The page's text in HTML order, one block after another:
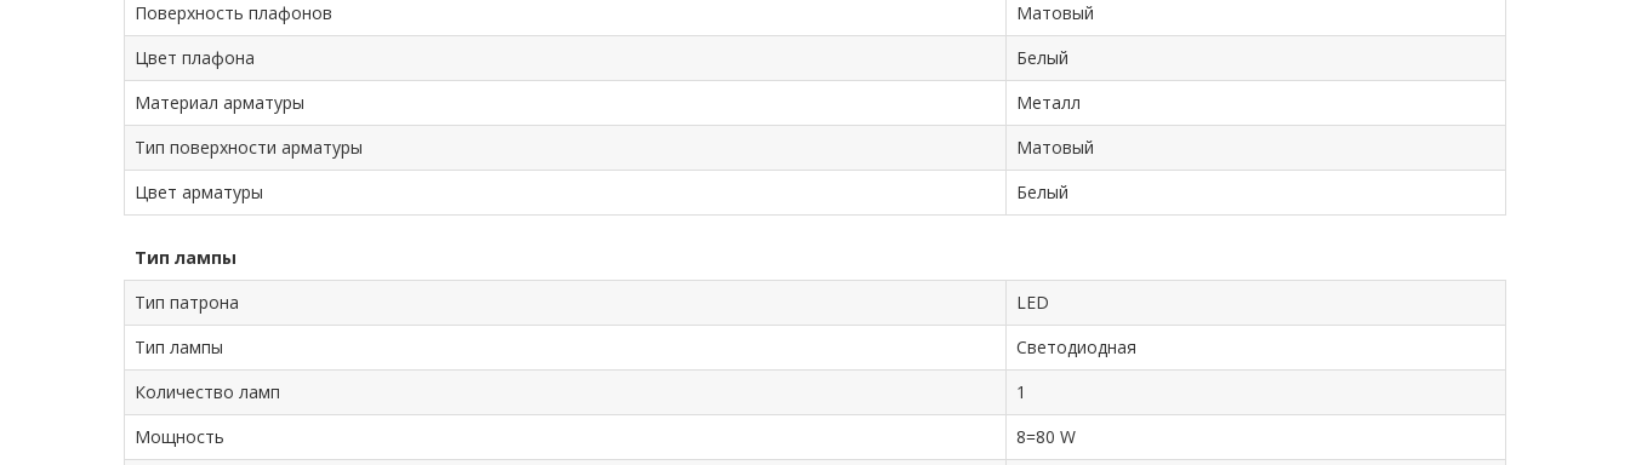
Поверхность плафонов
Матовый
Цвет плафона
Белый
Материал арматуры
Металл
Тип поверхности арматуры
Матовый
Цвет арматуры
Белый
Тип лампы
Тип патрона
LED
Тип лампы
Cветодиодная
Количество ламп
1
Мощность
8=80 W